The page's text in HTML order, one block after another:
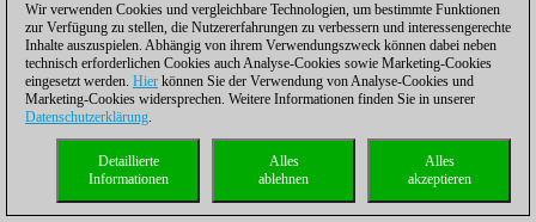
Wir verwenden Cookies und vergleichbare Technologien, um bestimmte Funktionen
zur Verfügung zu stellen, die Nutzererfahrungen zu verbessern und interessengerechte
Inhalte auszuspielen. Abhängig von ihrem Verwendungszweck können dabei neben
technisch erforderlichen Cookies auch Analyse-Cookies sowie Marketing-Cookies
eingesetzt werden. Hier können Sie der Verwendung von Analyse-Cookies und
Marketing-Cookies widersprechen. Weitere Informationen finden Sie in unserer
Datenschutzerklärung.
Alles
akzeptieren
Alles
ablehnen
Detaillierte
Informationen